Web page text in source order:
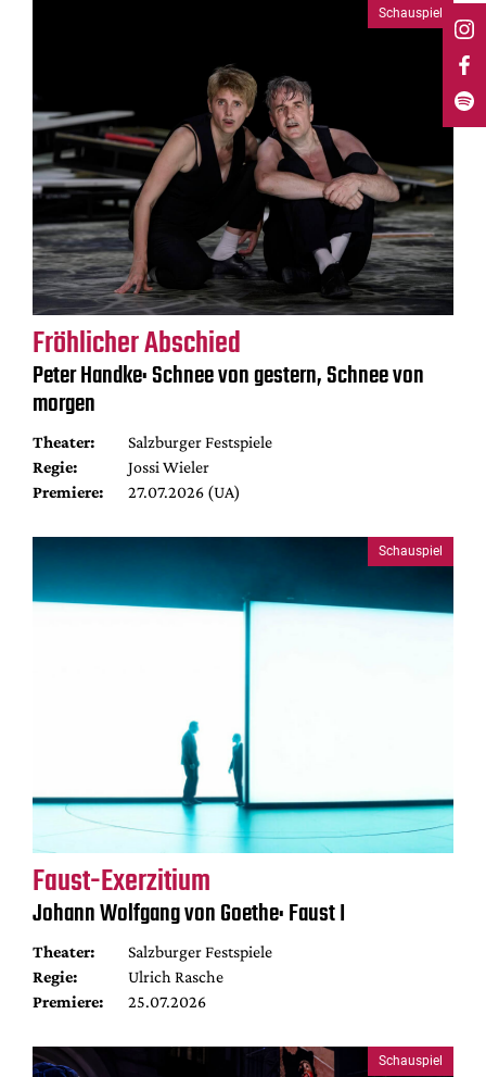
Schauspiel
Fröhlicher Abschied
Peter Handke: Schnee von gestern, Schnee von
morgen
Theater:
Salzburger Festspiele
Regie:
Jossi Wieler
Premiere:
27.07.2026 (UA)
Schauspiel
Faust-Exerzitium
Johann Wolfgang von Goethe: Faust I
Theater:
Salzburger Festspiele
Regie:
Ulrich Rasche
Premiere:
25.07.2026
Schauspiel